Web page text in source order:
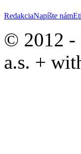
RedakciaNapíšte nám
© 2012 -
a.s. +